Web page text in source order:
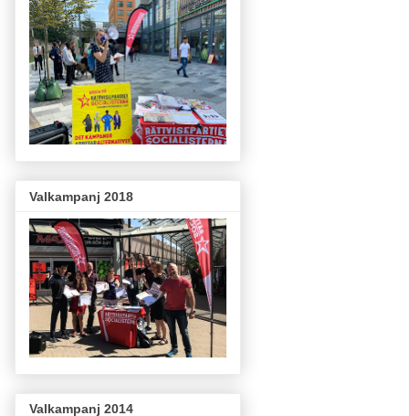
Valkampanj 2018
Valkampanj 2014